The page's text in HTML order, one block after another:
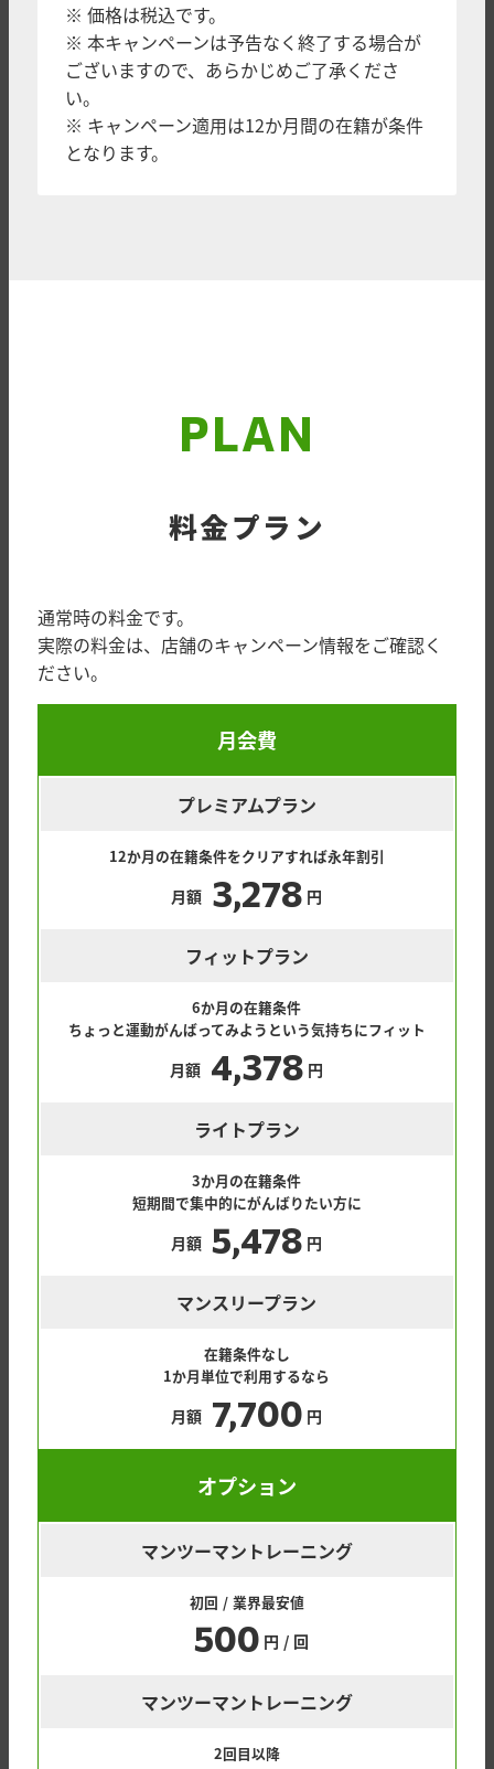
※ 価格は税込です。
※ 本キャンペーンは予告なく終了する場合が
ございますので、あらかじめご了承くださ
い。
※ キャンペーン適用は12か月間の在籍が条件
となります。
PLAN
料金プラン
通常時の料金です。
実際の料金は、店舗のキャンペーン情報をご確認く
ださい。
月会費
プレミアムプラン
12か月の在籍条件をクリアすれば永年割引
月額 3,278 円
フィットプラン
6か月の在籍条件
ちょっと運動がんばってみようという気持ちにフィット
月額 4,378 円
ライトプラン
3か月の在籍条件
短期間で集中的にがんばりたい方に
月額 5,478 円
マンスリープラン
在籍条件なし
1か月単位で利用するなら
月額 7,700 円
オプション
マンツーマントレーニング
初回 / 業界最安値
500 円 / 回
マンツーマントレーニング
2回目以降